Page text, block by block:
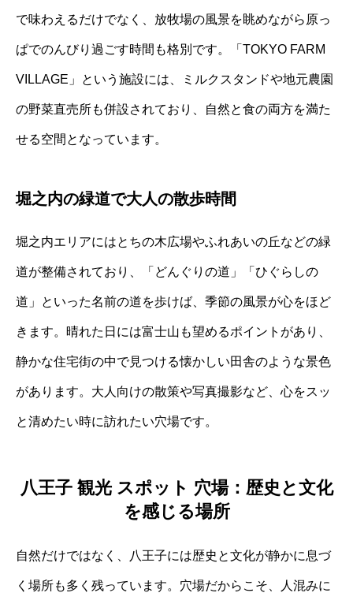
で味わえるだけでなく、放牧場の風景を眺めながら原っ
ぱでのんびり過ごす時間も格別です。「TOKYO FARM
VILLAGE」という施設には、ミルクスタンドや地元農園
の野菜直売所も併設されており、自然と食の両方を満た
せる空間となっています。
堀之内の緑道で大人の散歩時間
堀之内エリアにはとちの木広場やふれあいの丘などの緑
道が整備されており、「どんぐりの道」「ひぐらしの
道」といった名前の道を歩けば、季節の風景が心をほど
きます。晴れた日には富士山も望めるポイントがあり、
静かな住宅街の中で見つける懐かしい田舎のような景色
があります。大人向けの散策や写真撮影など、心をスッ
と清めたい時に訪れたい穴場です。
八王子 観光 スポット 穴場：歴史と文化
を感じる場所
自然だけではなく、八王子には歴史と文化が静かに息づ
く場所も多く残っています。穴場だからこそ、人混みに